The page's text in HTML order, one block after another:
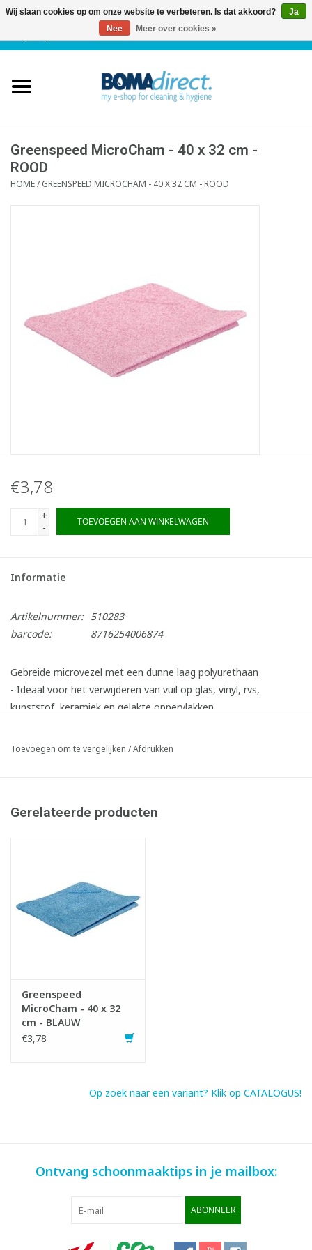
Klantenservice
Blog
Greenspeed MicroCham - 40 x 32 cm -
ROOD
HOME/GREENSPEED MICROCHAM - 40 X 32 CM - ROOD
€3,78
+
-
TOEVOEGEN AAN WINKELWAGEN
Informatie
Artikelnummer: 510283
barcode:
8716254006874
Gebreide microvezel met een dunne laag polyurethaan
- Ideaal voor het verwijderen van vuil op glas, vinyl, rvs,
kunststof, keramiek en gelakte oppervlakken
- Polyurethaanlaag zorgt voor vlotte glijding over het oppervlak,
- +/- 300 g/m²
Toevoegen om te vergelijken /Afdrukken
Gerelateerde producten
Greenspeed
MicroCham - 40 x 32
cm - BLAUW
€3,78
Op zoek naar een variant? Klik op CATALOGUS!
Ontvang schoonmaaktips in je mailbox:
ABONNEER
Wij slaan cookies op om onze website te verbeteren. Is dat akkoord?
Ja
Nee
Meer over cookies »